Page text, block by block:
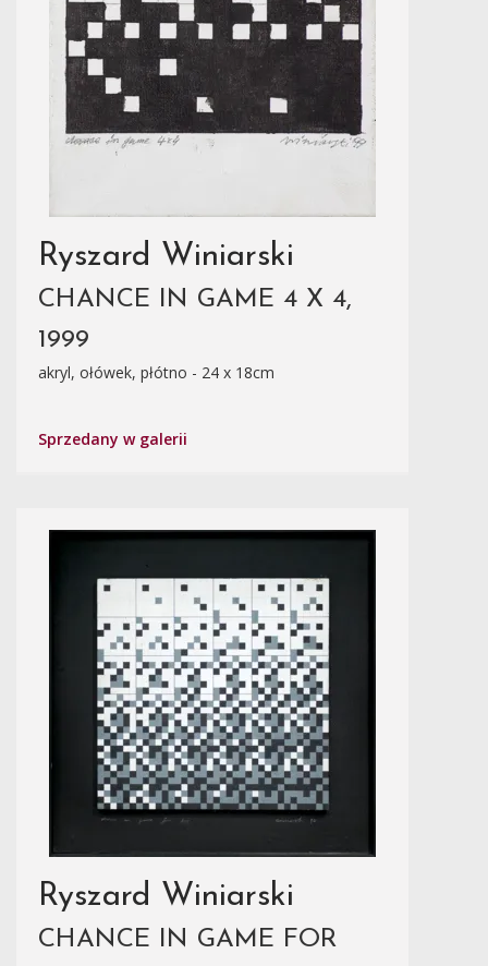
Ryszard Winiarski
CHANCE IN GAME 4 X 4,
1999
akryl, ołówek, płótno - 24 x 18cm
Sprzedany w galerii
Ryszard Winiarski
CHANCE IN GAME FOR